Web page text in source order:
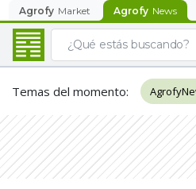
Agrofy Market Agrofy News
Temas del momento: